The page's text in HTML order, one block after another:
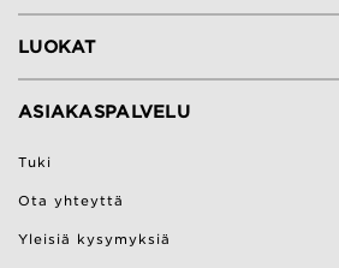
LUOKAT
ASIAKASPALVELU
Tuki
Ota yhteyttä
Yleisiä kysymyksiä